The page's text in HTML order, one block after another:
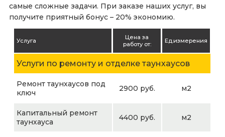
самые сложные задачи. При заказе наших услуг, вы
получите приятный бонус – 20% экономию.
Услуга
Цена за
работу от:
Ед.измерения
Услуги по ремонту и отделке таунхаусов
Ремонт таунхаусов под
ключ
2900 руб. м2
Капитальный ремонт
таунхауса
4400 руб. м2